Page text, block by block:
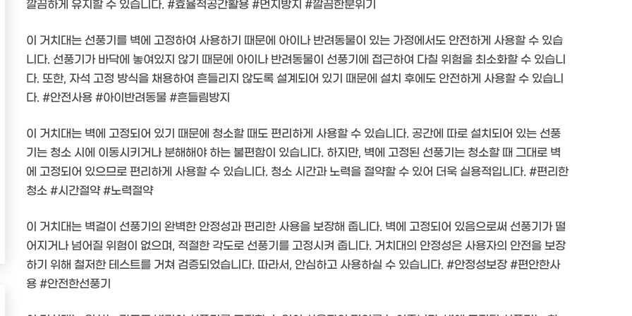
깔끔하게 유지할 수 있습니다. #효율적공간활용 #먼지방지 #깔끔한분위기
이 거치대는 선풍기를 벽에 고정하여 사용하기 때문에 아이나 반려동물이 있는 가정에서도 안전하게 사용할 수 있습
니다. 선풍기가 바닥에 놓여있지 않기 때문에 아이나 반려동물이 선풍기에 접근하여 다칠 위험을 최소화할 수 있습니
다. 또한, 자석 고정 방식을 채용하여 흔들리지 않도록 설계되어 있기 때문에 설치 후에도 안전하게 사용할 수 있습니
다. #안전사용 #아이반려동물 #흔들림방지
이 거치대는 벽에 고정되어 있기 때문에 청소할 때도 편리하게 사용할 수 있습니다. 공간에 따로 설치되어 있는 선풍
기는 청소 시에 이동시키거나 분해해야 하는 불편함이 있습니다. 하지만, 벽에 고정된 선풍기는 청소할 때 그대로 벽
에 고정되어 있으므로 편리하게 사용할 수 있습니다. 청소 시간과 노력을 절약할 수 있어 더욱 실용적입니다. #편리한
청소 #시간절약 #노력절약
이 거치대는 벽걸이 선풍기의 완벽한 안정성과 편리한 사용을 보장해 줍니다. 벽에 고정되어 있음으로써 선풍기가 떨
어지거나 넘어질 위험이 없으며, 적절한 각도로 선풍기를 고정시켜 줍니다. 거치대의 안정성은 사용자의 안전을 보장
하기 위해 철저한 테스트를 거쳐 검증되었습니다. 따라서, 안심하고 사용하실 수 있습니다. #안정성보장 #편안한사
용 #안전한선풍기